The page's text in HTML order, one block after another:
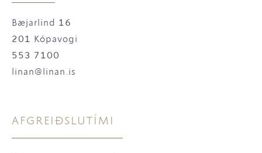
Bæjarlind 16
201 Kópavogi
553 7100
linan@linan.is
AFGREIÐSLUTÍMI